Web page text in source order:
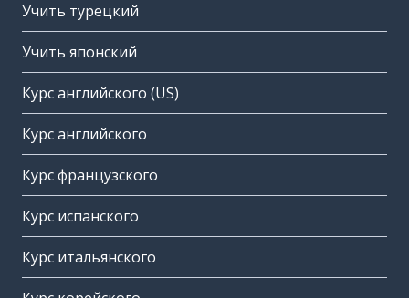
Учить турецкий
Учить японский
Курс английского (US)
Курс английского
Курс французского
Курс испанского
Курс итальянского